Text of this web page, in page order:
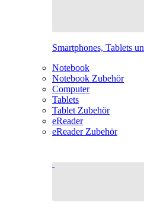
Smartphones, Tablets
Notebook
Notebook Zubehör
Computer
Tablets
Tablet Zubehör
eReader
eReader Zubehör